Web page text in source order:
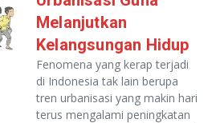
Melanjutkan
Kelangsungan Hidup
Fenomena yang kerap terjadi
di Indonesia tak lain berupa
tren urbanisasi yang makin hari
terus mengalami peningkatan